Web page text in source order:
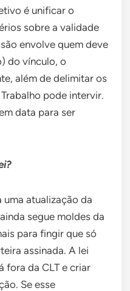
é unificar o
sobre a validade
envolve quem deve
do vínculo, o
além de delimitar os
pode intervir.
data para ser
atualização da
segue moldes da
para fingir que só
assinada. A lei
fora da CLT e criar
Se esse